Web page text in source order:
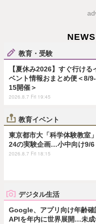
教育・受験
【夏休み2026】すぐ行ける
ベント情報おまとめ便＜8/9-
15開催＞
2026.8.7 Fri 19:45
教育イベント
東京都市大「科学体験教室」
24の実験企画…小中向け9/6
2026.8.7 Fri 18:15
デジタル生活
Google、アプリ向け年齢確
APIを年内に世界展開…未